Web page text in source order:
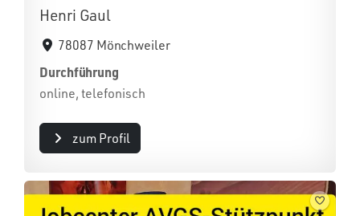
Henri Gaul
78087 Mönchweiler
Durchführung
online, telefonisch
zum Profil